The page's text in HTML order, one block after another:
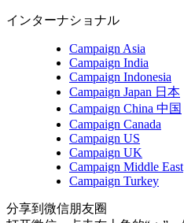
インターナショナル
Campaign Asia
Campaign India
Campaign Indonesia
Campaign Japan 日本
Campaign China 中国
Campaign Canada
Campaign US
Campaign UK
Campaign Middle East
Campaign Turkey
分享到微信朋友圈